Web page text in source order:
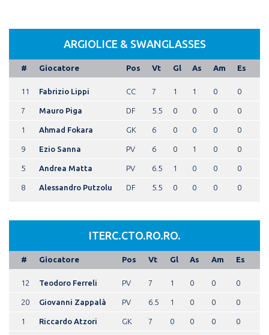
ARGIOLICE & SWANGLASSES
# Giocatore Pos Vt Gl As Am Es
11 Fabrizio Lippi CC 7 1 1 0 0
7 Mauro Piga DF 5.5 0 0 0 0
1 Ahmad Fokara GK 6 0 0 0 0
9 Ezio Sanna PV 6 0 1 0 0
5 Andrea Matta PV 6.5 1 0 0 0
8 Alessandro Putzolu DF 5.5 0 0 0 0
ITERC.CTO.RO.RO.
# Giocatore Pos Vt Gl As Am Es
12 Teodoro Ferreli PV 7 1 0 0 0
20 Giovanni Zappalà PV 6.5 1 0 0 0
1 Riccardo Atzori GK 7 0 0 0 0